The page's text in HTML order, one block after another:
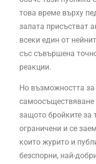
това време върху
залата присъстват
всеки един от
със съвършена
реакции.
Но възможността за
защото бройките за
ограничени и се
които журито и
безспорни, най-